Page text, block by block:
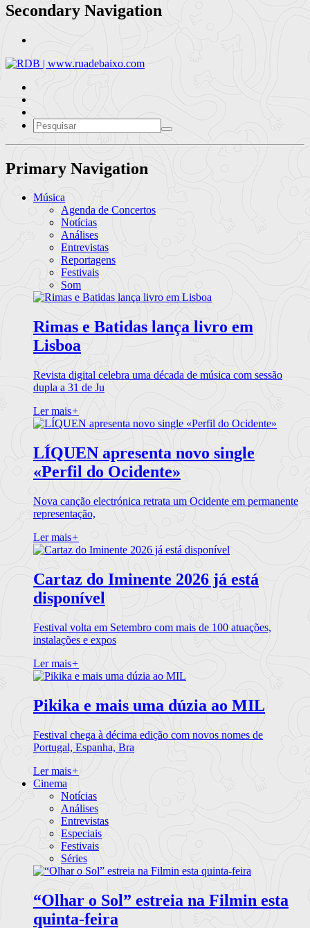
Secondary Navigation
Primary Navigation
Música
Agenda de Concertos
Notícias
Análises
Entrevistas
Reportagens
Festivais
Som
Rimas e Batidas lança livro em
Lisboa
Revista digital celebra uma década de música com sessão
dupla a 31 de Ju
Ler mais+
LÍQUEN apresenta novo single
«Perfil do Ocidente»
Nova canção electrónica retrata um Ocidente em permanente
representação,
Ler mais+
Cartaz do Iminente 2026 já está
disponível
Festival volta em Setembro com mais de 100 atuações,
instalações e expos
Ler mais+
Pikika e mais uma dúzia ao MIL
Festival chega à décima edição com novos nomes de
Portugal, Espanha, Bra
Ler mais+
Cinema
Notícias
Análises
Entrevistas
Especiais
Festivais
Séries
“Olhar o Sol” estreia na Filmin esta
quinta-feira